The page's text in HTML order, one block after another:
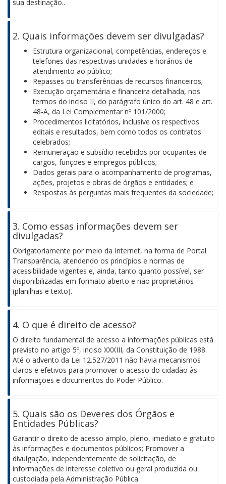
sua destinação..
2. Quais informações devem ser divulgadas?
Estrutura organizacional, competências, endereços e
telefones das respectivas unidades e horários de
atendimento ao público;
Repasses ou transferências de recursos financeiros;
Execução orçamentária e financeira detalhada, nos
termos do inciso II, do parágrafo único do art. 48 e art.
48-A, da Lei Complementar nº 101/2000;
Procedimentos licitatórios, inclusive os respectivos
editais e resultados, bem como todos os contratos
celebrados;
Remuneração e subsídio recebidos por ocupantes de
cargos, funções e empregos públicos;
Dados gerais para o acompanhamento de programas,
ações, projetos e obras de órgãos e entidades; e
Respostas às perguntas mais frequentes da sociedade;
3. Como essas informações devem ser
divulgadas?
Obrigatoriamente por meio da Internet, na forma de Portal
Transparência, atendendo os princípios e normas de
acessibilidade vigentes e, ainda, tanto quanto possível, ser
disponibilizadas em formato aberto e não proprietários
(planilhas e texto).
4. O que é direito de acesso?
O direito fundamental de acesso a informações públicas está
previsto no artigo 5º, inciso XXXIII, da Constituição de 1988.
Até o advento da Lei 12.527/2011 não havia mecanismos
claros e efetivos para promover o acesso do cidadão às
informações e documentos do Poder Público.
5. Quais são os Deveres dos Órgãos e
Entidades Públicas?
Garantir o direito de acesso amplo, pleno, imediato e gratuito
às informações e documentos públicos; Promover a
divulgação, independentemente de solicitação, de
informações de interesse coletivo ou geral produzida ou
custodiada pela Administração Pública.